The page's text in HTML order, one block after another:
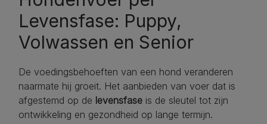
Levensfase: Puppy,
Volwassen en Senior
De voedingsbehoeften van een hond veranderen
naarmate hij groeit. Het aanbieden van voer dat is
afgestemd op de levensfase is de sleutel tot zijn
ontwikkeling en gezondheid op lange termijn.